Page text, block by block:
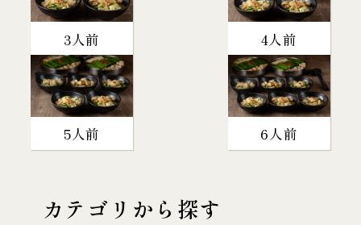
3人前 4人前
5人前 6人前
カテゴリから探す